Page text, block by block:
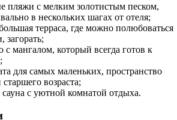
пляжи с мелким золотистым песком,
в нескольких шагах от отеля;
терраса, где можно полюбоваться
мангалом, который всегда готов к
для самых маленьких, пространство
возраста;
с уютной комнатой отдыха.